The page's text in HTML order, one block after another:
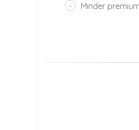
Minder